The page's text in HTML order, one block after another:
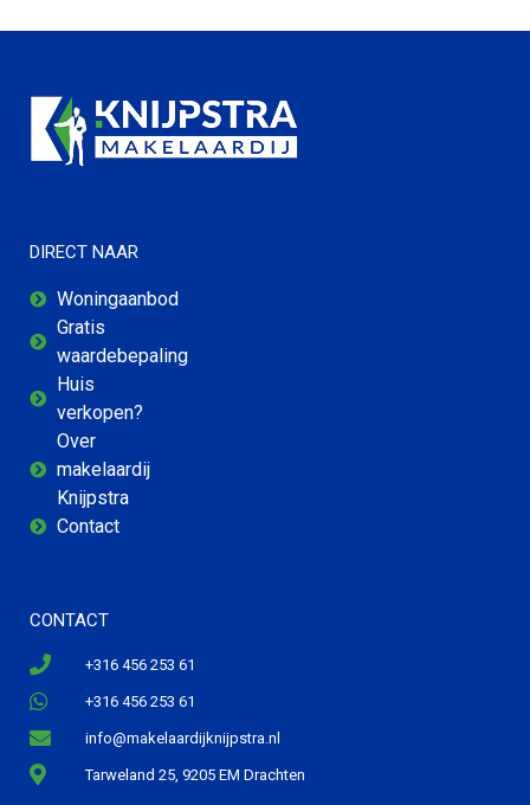
DIRECT NAAR
Woningaanbod
Gratis
waardebepaling
Huis
verkopen?
Over
makelaardij
Knijpstra
Contact
CONTACT
+316 456 253 61
+316 456 253 61
info@makelaardijknijpstra.nl
Tarweland 25, 9205 EM Drachten